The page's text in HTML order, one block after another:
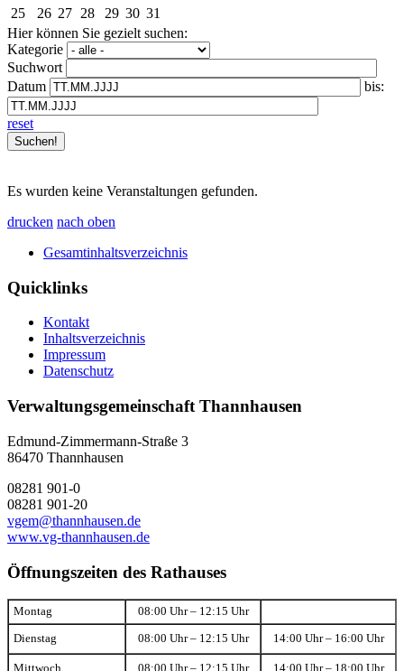
25
26 27 28 29 30 31
Hier können Sie gezielt suchen:
Kategorie
Suchwort
Datum
bis:
reset
Es wurden keine Veranstaltungen gefunden.
drucken nach oben
Gesamtinhaltsverzeichnis
Quicklinks
Kontakt
Inhaltsverzeichnis
Impressum
Datenschutz
Verwaltungsgemeinschaft Thannhausen
Edmund-Zimmermann-Straße 3
86470 Thannhausen
08281 901-0
08281 901-20
vgem@thannhausen.de
www.vg-thannhausen.de
Öffnungszeiten des Rathauses
Montag 08:00 Uhr – 12:15 Uhr
Dienstag 08:00 Uhr – 12:15 Uhr 14:00 Uhr – 16:00 Uhr